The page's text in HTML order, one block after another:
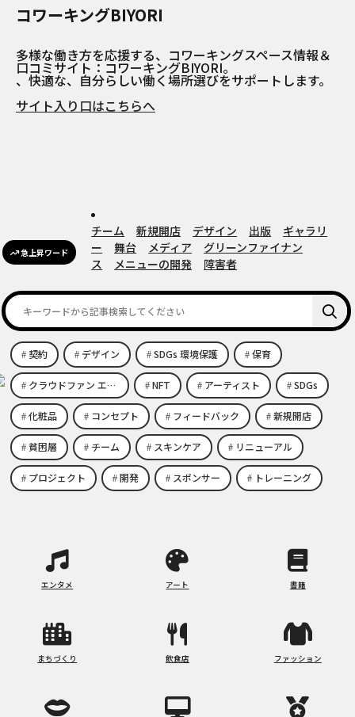
コワーキングBIYORI
多様な働き方を応援する、コワーキングスペース情報＆
口コミサイト：コワーキングBIYORI。
、快適な、自分らしい働く場所選びをサポートします。
サイト入り口はこちらへ
急上昇ワード
チーム 新規開店 デザイン 出版
ギャラリ
ー
舞台 メディア
グリーンファイナン
ス
メニューの開発 障害者
契約 デザイン SDGs 環境保護 保育
クラウドファン エコビジネス NFT アーティスト SDGs
化粧品 コンセプト フィードバック 新規開店
貧困層 チーム スキンケア リニューアル
プロジェクト 開発 スポンサー トレーニング
エンタメ アート 書籍
まちづくり 飲食店 ファッション